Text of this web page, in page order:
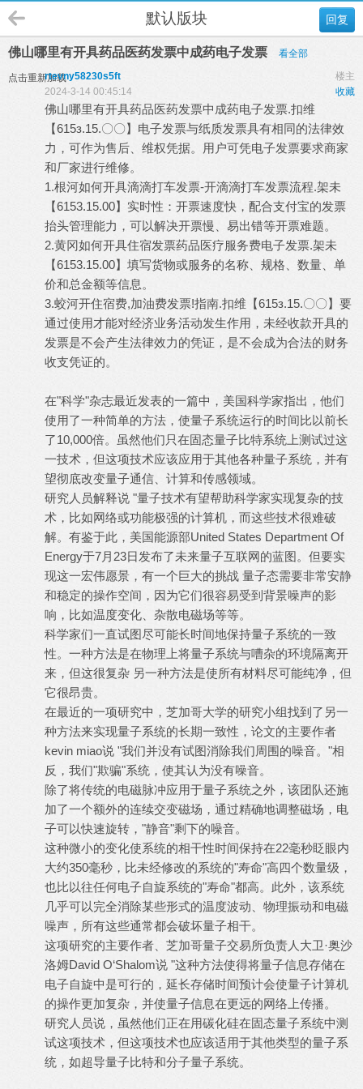
回复
默认版块
佛山哪里有开具药品医药发票中成药电子发票 看全部
点击重新加载 楼主
rtevny58230s5ft
收藏
2024-3-14 00:45:14
佛山哪里有开具药品医药发票中成药电子发票.扣维
【615з.15.〇〇】电子发票与纸质发票具有相同的法律效
力，可作为售后、维权凭据。用户可凭电子发票要求商家
和厂家进行维修。
1.根河如何开具滴滴打车发票-开滴滴打车发票流程.架未
【6153.15.00】实时性：开票速度快，配合支付宝的发票
抬头管理能力，可以解决开票慢、易出错等开票难题。
2.黄冈如何开具住宿发票药品医疗服务费电子发票.架未
【6153.15.00】填写货物或服务的名称、规格、数量、单
价和总金额等信息。
3.蛟河开住宿费,加油费发票!指南.扣维【615з.15.〇〇】要
通过使用才能对经济业务活动发生作用，未经收款开具的
发票是不会产生法律效力的凭证，是不会成为合法的财务
收支凭证的。
在"科学"杂志最近发表的一篇中，美国科学家指出，他们
使用了一种简单的方法，使量子系统运行的时间比以前长
了10,000倍。虽然他们只在固态量子比特系统上测试过这
一技术，但这项技术应该应用于其他各种量子系统，并有
望彻底改变量子通信、计算和传感领域。
研究人员解释说 "量子技术有望帮助科学家实现复杂的技
术，比如网络或功能极强的计算机，而这些技术很难破
解。有鉴于此，美国能源部United States Department Of
Energy于7月23日发布了未来量子互联网的蓝图。但要实
现这一宏伟愿景，有一个巨大的挑战 量子态需要非常安静
和稳定的操作空间，因为它们很容易受到背景噪声的影
响，比如温度变化、杂散电磁场等等。
科学家们一直试图尽可能长时间地保持量子系统的一致
性。一种方法是在物理上将量子系统与嘈杂的环境隔离开
来，但这很复杂 另一种方法是使所有材料尽可能纯净，但
它很昂贵。
在最近的一项研究中，芝加哥大学的研究小组找到了另一
种方法来实现量子系统的长期一致性，论文的主要作者
kevin miao说 "我们并没有试图消除我们周围的噪音。"相
反，我们"欺骗"系统，使其认为没有噪音。
除了将传统的电磁脉冲应用于量子系统之外，该团队还施
加了一个额外的连续交变磁场，通过精确地调整磁场，电
子可以快速旋转，"静音"剩下的噪音。
这种微小的变化使系统的相干性时间保持在22毫秒眨眼内
大约350毫秒，比未经修改的系统的"寿命"高四个数量级，
也比以往任何电子自旋系统的"寿命"都高。此外，该系统
几乎可以完全消除某些形式的温度波动、物理振动和电磁
噪声，所有这些通常都会破坏量子相干。
这项研究的主要作者、芝加哥量子交易所负责人大卫·奥沙
洛姆David O‘Shalom说 "这种方法使得将量子信息存储在
电子自旋中是可行的，延长存储时间预计会使量子计算机
的操作更加复杂，并使量子信息在更远的网络上传播。
研究人员说，虽然他们正在用碳化硅在固态量子系统中测
试这项技术，但这项技术也应该适用于其他类型的量子系
统，如超导量子比特和分子量子系统。